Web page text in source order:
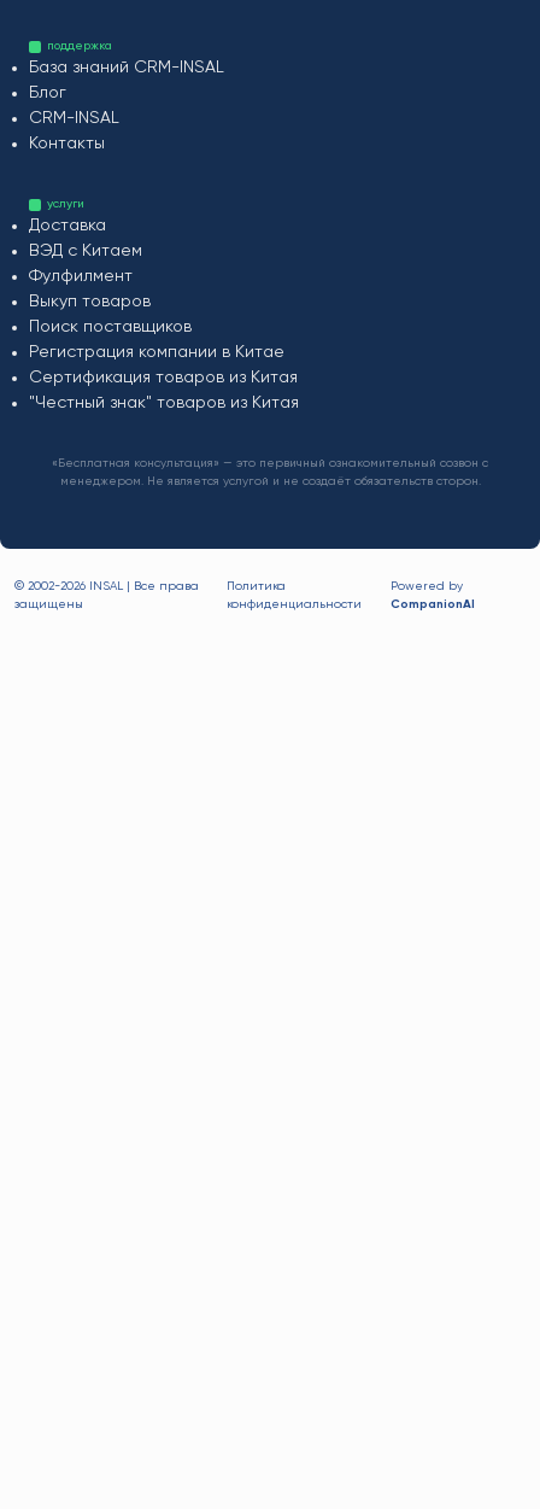
поддержка
База знаний CRM-INSAL
Блог
CRM-INSAL
Контакты
услуги
Доставка
ВЭД с Китаем
Фулфилмент
Выкуп товаров
Поиск поставщиков
Регистрация компании в Китае
Сертификация товаров из Китая
"Честный знак" товаров из Китая
«Бесплатная консультация» — это первичный ознакомительный созвон с
менеджером. Не является услугой и не создаёт обязательств сторон.
© 2002-2026 INSAL | Все права
защищены
Политика
конфиденциальности
Powered by
CompanionAI